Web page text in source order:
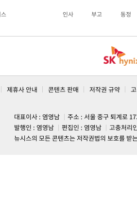
인사 부고 동정
제휴사 안내 콘텐츠 판매 저작권 규약
대표이사 : 염영남
주소 : 서울 중구 퇴계로
발행인 : 염영남
편집인 : 염영남
고충처리
뉴시스의 모든 콘텐츠는 저작권법의 보호를